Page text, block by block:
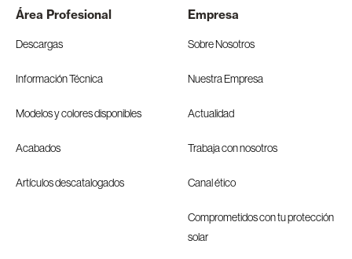
Área Profesional
Descargas
Información Técnica
Modelos y colores disponibles
Acabados
Artículos descatalogados
Empresa
Sobre Nosotros
Nuestra Empresa
Actualidad
Trabaja con nosotros
Canal ético
Comprometidos con tu protección
solar